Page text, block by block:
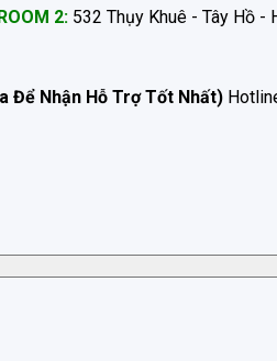
2: 532 Thụy Khuê - Tây Hồ -
Để Nhận Hỗ Trợ Tốt Nhất)